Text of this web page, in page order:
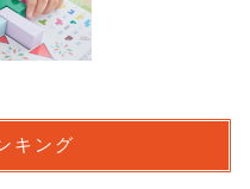
キング